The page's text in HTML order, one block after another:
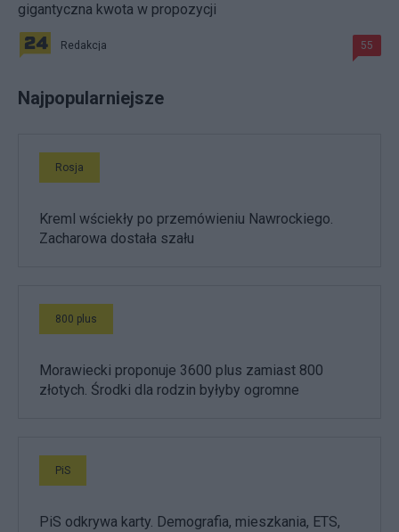
gigantyczna kwota w propozycji
Redakcja 55
Najpopularniejsze
Rosja
Kreml wściekły po przemówieniu Nawrockiego.
Zacharowa dostała szału
800 plus
Morawiecki proponuje 3600 plus zamiast 800
złotych. Środki dla rodzin byłyby ogromne
PiS
PiS odkrywa karty. Demografia, mieszkania, ETS,